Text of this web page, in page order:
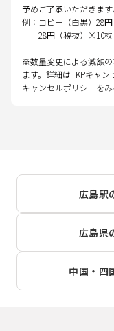
予めご了承いただきます
例：コピー（白黒）28
28円（税抜）×10
※数量変更による減額
ます。詳細はTKPキャン
キャンセルポリシーをみ
広島駅
広島県
中国・四